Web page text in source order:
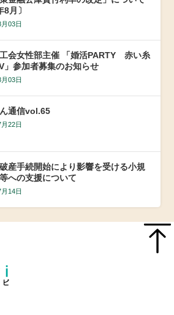
8月〕
03日
会女性部主催 「婚活PARTY 赤い糸
」参加者募集のお知らせ
03日
通信vol.65
22日
産手続開始により影響を受ける小規
への支援について
14日